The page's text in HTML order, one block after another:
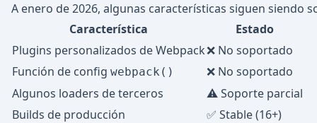
A enero de 2026, algunas características siguen siendo
Característica
Estado
Plugins personalizados de Webpack❌ No soportado
Función de config webpack()
❌ No soportado
Algunos loaders de terceros
⚠️ Soporte parcial
Builds de producción
✅ Stable (16+)